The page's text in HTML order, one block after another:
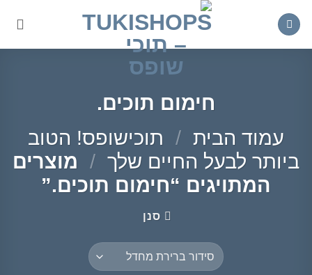
חימום תוכים.
עמוד הבית / תוכישופס! הטוב
ביותר לבעל החיים שלך / מוצרים
המתויגים “חימום תוכים.”
סנן